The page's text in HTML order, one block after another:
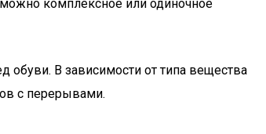
комплексное или одиночное
обуви. В зависимости от типа вещества
с перерывами.